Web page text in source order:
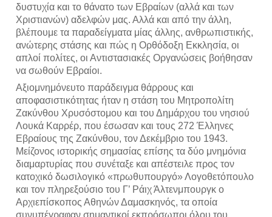
δυστυχία και το θάνατο των Εβραίων (αλλά και των
Χριστιανών) αδελφών μας. Αλλά και από την άλλη,
βλέπουμε τα παραδείγματα μίας άλλης, ανθρωπιστικής,
ανώτερης στάσης και πώς η Ορθόδοξη Εκκλησία, οι
απλοί πολίτες, οι Αντιστασιακές Οργανώσεις βοήθησαν
να σωθούν Εβραίοι.
Αξιομνημόνευτο παράδειγμα θάρρους και
αποφασιστικότητας ήταν η στάση του Μητροπολίτη
Ζακύνθου Χρυσόστομου και του Δημάρχου του νησιού
Λουκά Καρρέρ, που έσωσαν και τους 272 Έλληνες
Εβραίους της Ζακύνθου, τον Δεκέμβριο του 1943.
Μείζονος ιστορικής σημασίας επίσης τα δύο μνημόνια
διαμαρτυρίας που συνέταξε και απέστειλε προς τον
κατοχικό δωσιλογικό «πρωθυπουργό» Λογοθετόπουλο
και τον πληρεξούσιο του Γ’ Ράιχ Άλτενμπουργκ ο
Αρχιεπίσκοπος Αθηνών Δαμασκηνός, τα οποία